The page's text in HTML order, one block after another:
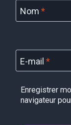
Nom *
E-mail *
Enregistrer
navigateur